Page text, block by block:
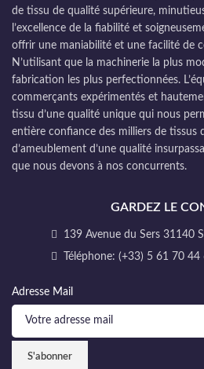
de tissu de qualité supérieure,
l’excellence de la fiabilité et
offrir une maniabilité et une facilité de
N’utilisant que la machinerie la plus
fabrication les plus perfectionnées.
commerçants expérimentés et
tissu d’une qualité unique qui nous
entière confiance des milliers de tissus
d’ameublement d’une qualité
que nous devons à nos concurrents.
GARDEZ LE
139 Avenue du Sers 31140
Téléphone: (+33) 5 61 70 44
Adresse Mail